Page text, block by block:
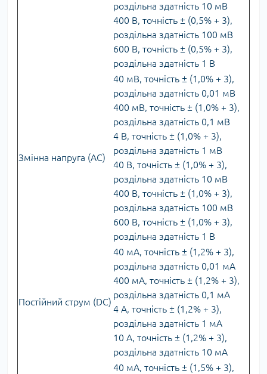
роздільна здатність 10 мВ
400 В, точність ± (0,5% + 3),
роздільна здатність 100 мВ
600 В, точність ± (0,5% + 3),
роздільна здатність 1 В
Змінна напруга (AC)
40 мВ, точність ± (1,0% + 3),
роздільна здатність 0,01 мВ
400 мВ, точність ± (1,0% + 3),
роздільна здатність 0,1 мВ
4 В, точність ± (1,0% + 3),
роздільна здатність 1 мВ
40 В, точність ± (1,0% + 3),
роздільна здатність 10 мВ
400 В, точність ± (1,0% + 3),
роздільна здатність 100 мВ
600 В, точність ± (1,0% + 3),
роздільна здатність 1 В
Постійний струм (DC)
40 мА, точність ± (1,2% + 3),
роздільна здатність 0,01 мА
400 мА, точність ± (1,2% + 3),
роздільна здатність 0,1 мА
4 А, точність ± (1,2% + 3),
роздільна здатність 1 мА
10 А, точність ± (1,2% + 3),
роздільна здатність 10 мА
40 мА, точність ± (1,5% + 3),